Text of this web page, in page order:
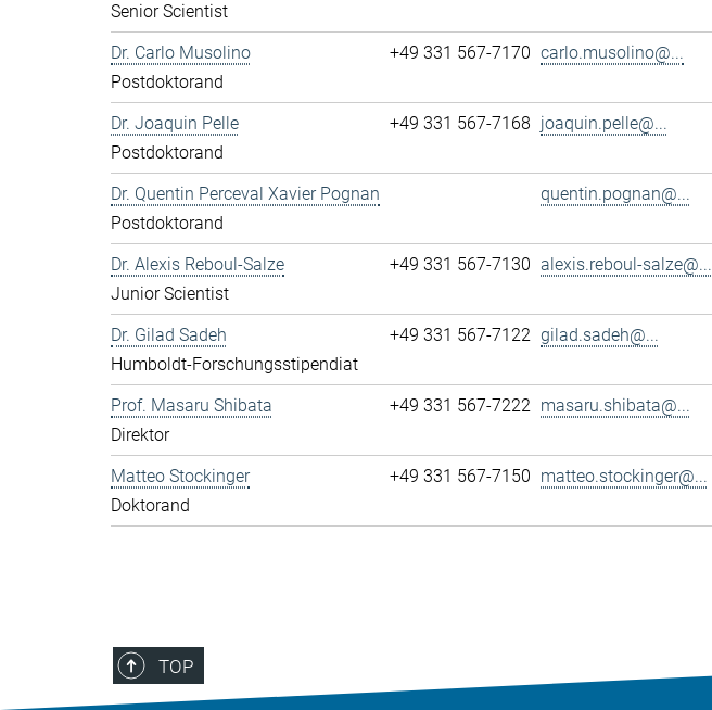
Senior Scientist
Dr. Carlo Musolino
Postdoktorand
+49 331 567-7170 carlo.musolino@...
Dr. Joaquin Pelle
Postdoktorand
+49 331 567-7168 joaquin.pelle@...
Dr. Quentin Perceval Xavier Pognan
Postdoktorand
quentin.pognan@...
Dr. Alexis Reboul-Salze
Junior Scientist
+49 331 567-7130 alexis.reboul-salze@...
Dr. Gilad Sadeh
Humboldt-Forschungsstipendiat
+49 331 567-7122 gilad.sadeh@...
Prof. Masaru Shibata
Direktor
+49 331 567-7222 masaru.shibata@...
Matteo Stockinger
Doktorand
+49 331 567-7150 matteo.stockinger@...
TOP